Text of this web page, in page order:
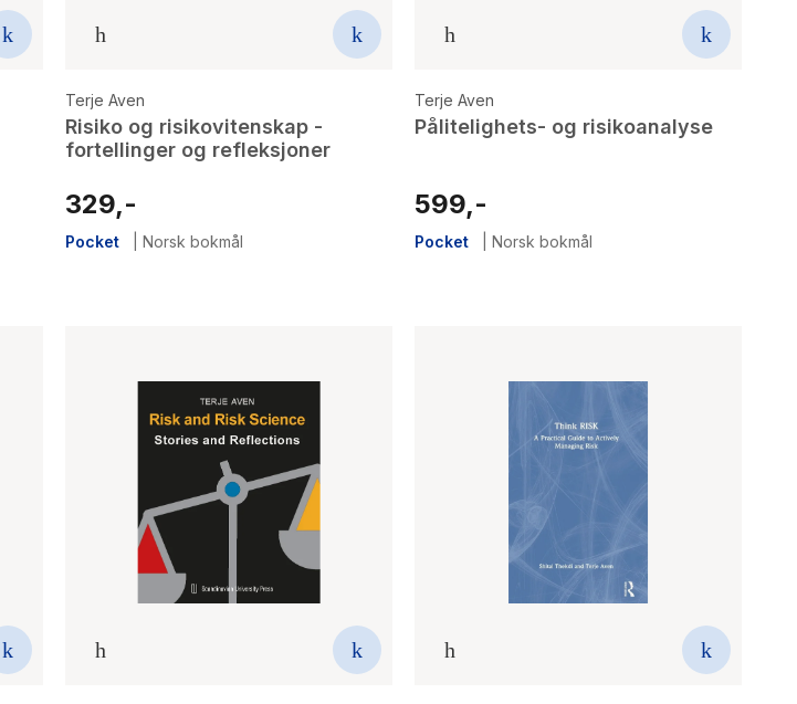
Terje Aven
Risiko og risikovitenskap -
fortellinger og refleksjoner
329,-
Pocket Norsk bokmål
Terje Aven
Pålitelighets- og risikoanalyse
599,-
Pocket Norsk bokmål